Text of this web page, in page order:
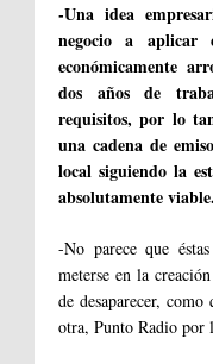
-Una idea
negocio a aplicar
económicamente
dos años de
requisitos, por lo
una cadena de
local siguiendo la
absolutamente viable.
-No parece que
meterse en la
de desaparecer,
otra, Punto Radio por